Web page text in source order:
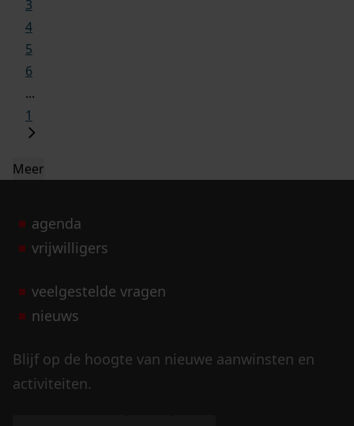
3
4
5
6
...
1
Meer
agenda
vrijwilligers
veelgestelde vragen
nieuws
Blijf op de hoogte van nieuwe aanwinsten en
activiteiten.